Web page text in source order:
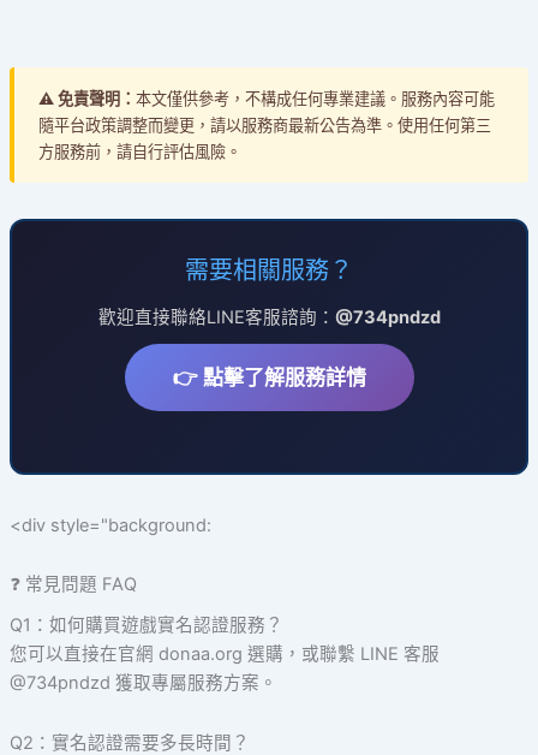
⚠️ 免責聲明： 本文僅供參考，不構成任何專業建議。服務內容可能
隨平台政策調整而變更，請以服務商最新公告為準。使用任何第三
方服務前，請自行評估風險。
需要相關服務？
歡迎直接聯絡LINE客服諮詢： @734pndzd
👉 點擊了解服務詳情
<div style="background:
❓ 常見問題 FAQ
Q1：如何購買遊戲實名認證服務？
您可以直接在官網 donaa.org 選購，或聯繫 LINE 客服
@734pndzd 獲取專屬服務方案。
Q2：實名認證需要多長時間？